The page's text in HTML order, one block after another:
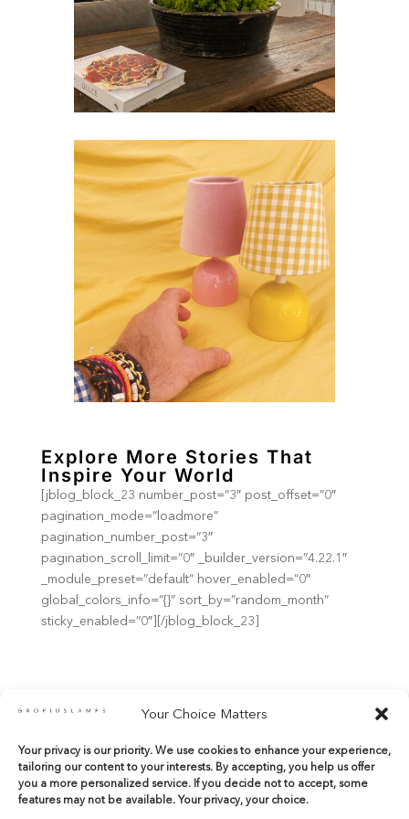
Your Choice Matters
Your privacy is our priority. We use cookies to enhance your experience,
tailoring our content to your interests. By accepting, you help us offer
you a more personalized service. If you decide not to accept, some
features may not be available. Your privacy, your choice.
Explore More Stories That
Inspire Your World
[jblog_block_23 number_post=”3″ post_offset=”0″
pagination_mode=”loadmore”
pagination_number_post=”3″
pagination_scroll_limit=”0″ _builder_version=”4.22.1″
_module_preset=”default” hover_enabled=”0″
global_colors_info=”{}” sort_by=”random_month”
sticky_enabled=”0″][/jblog_block_23]
shop@gropiuslamps.com
+34 649815899|+34 914267971
Calle del Marqués de Monasterio 10 Bajos